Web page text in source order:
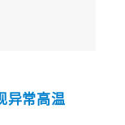
异常高温